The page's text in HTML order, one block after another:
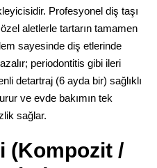
Profesyonel diş taşı
aletlerle tartarın tamamen
sayesinde diş etlerinde
periodontitis gibi ileri
detartraj (6 ayda bir) sağlıklı
ve evde bakımın tek
sağlar.
(Kompozit /